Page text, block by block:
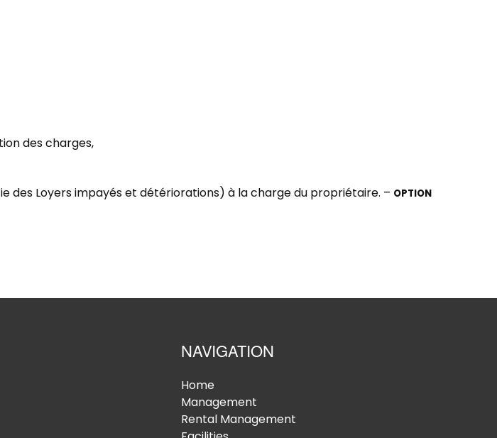
des charges,
des Loyers impayés et détériorations) à la charge du propriétaire. – OPTION
NAVIGATION
Home
Management
Rental Management